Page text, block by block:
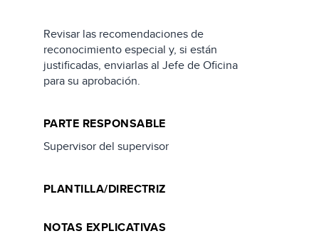
Revisar las recomendaciones de
reconocimiento especial y, si están
justificadas, enviarlas al Jefe de Oficina
para su aprobación.
PARTE RESPONSABLE
Supervisor del supervisor
PLANTILLA/DIRECTRIZ
NOTAS EXPLICATIVAS